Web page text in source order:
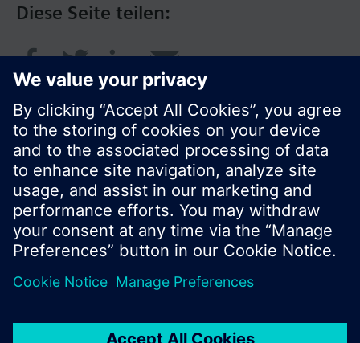
Diese Seite teilen:
© Siemens Schweiz AG 2017
Produktangebot und Preise können pro Land